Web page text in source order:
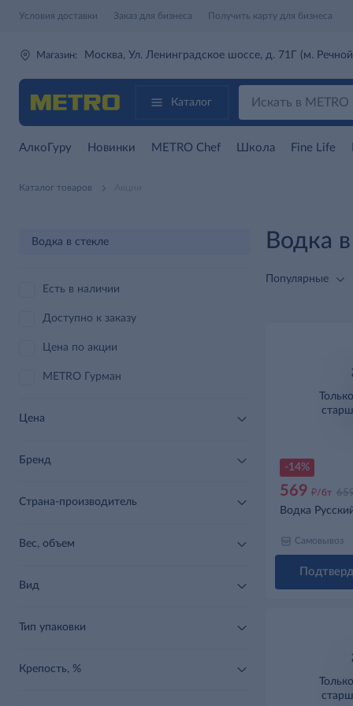
Условия доставки Заказ для бизнеса Получить карту для бизнеса
Магазин: Москва, Ул. Ленинградское шоссе, д. 71Г (м. Речной
Каталог
АлкоГуру Новинки METRO Chef Школа Fine Life
Каталог товаров
Водка в стекле
Есть в наличии
Доступно к заказу
Цена по акции
METRO Гурман
Цена
Бренд
Страна-производитель
Вес, объем
Вид
Тип упаковки
Крепость, %
Водка
Популярные
-14%
569 д/бт
Водка
Самовывоз